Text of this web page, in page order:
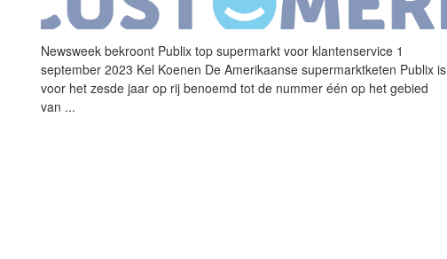
Newsweek bekroont Publix top supermarkt voor klantenservice 1
september 2023 Kel Koenen De Amerikaanse supermarktketen Publix is
voor het zesde jaar op rij benoemd tot de nummer één op het gebied
van ...